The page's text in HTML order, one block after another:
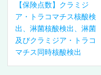
稿
ナ
ビ
ゲ
ー
【保険点数】クラミジ
ア・トラコマチス核酸検
出、淋菌核酸検出、淋菌
及びクラミジア・トラコ
マチス同時核酸検出